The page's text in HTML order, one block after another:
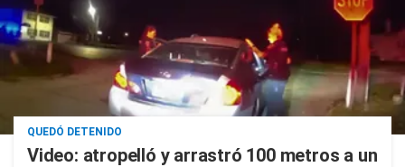
QUEDÓ DETENIDO
Video: atropelló y arrastró 100 metros a un